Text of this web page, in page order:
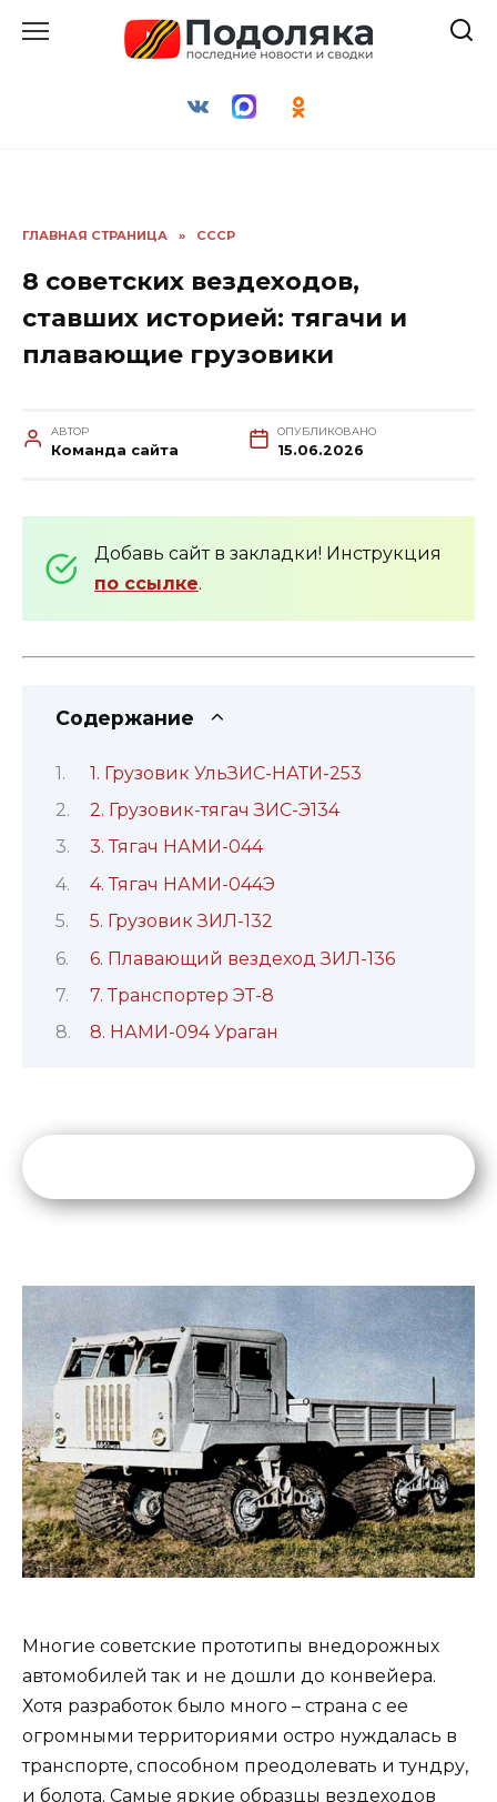
ГЛАВНАЯ СТРАНИЦА » СССР
8 советских вездеходов,
ставших историей: тягачи и
плавающие грузовики
АВТОР
Команда сайта
ОПУБЛИКОВАНО
15.06.2026
Добавь сайт в закладки! Инструкция
по ссылке.
Содержание
1. Грузовик УльЗИС-НАТИ-253
2. Грузовик-тягач ЗИС-Э134
3. Тягач НАМИ-044
4. Тягач НАМИ-044Э
5. Грузовик ЗИЛ-132
6. Плавающий вездеход ЗИЛ-136
7. Транспортер ЭТ-8
8. НАМИ-094 Ураган
Многие советские прототипы внедорожных
автомобилей так и не дошли до конвейера.
Хотя разработок было много – страна с ее
огромными территориями остро нуждалась в
транспорте, способном преодолевать и тундру,
и болота. Самые яркие образцы вездеходов